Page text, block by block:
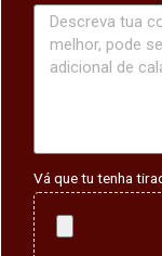
Vá que tu tenha